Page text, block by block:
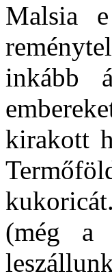
Malsia
inkább
kirakott
(még a